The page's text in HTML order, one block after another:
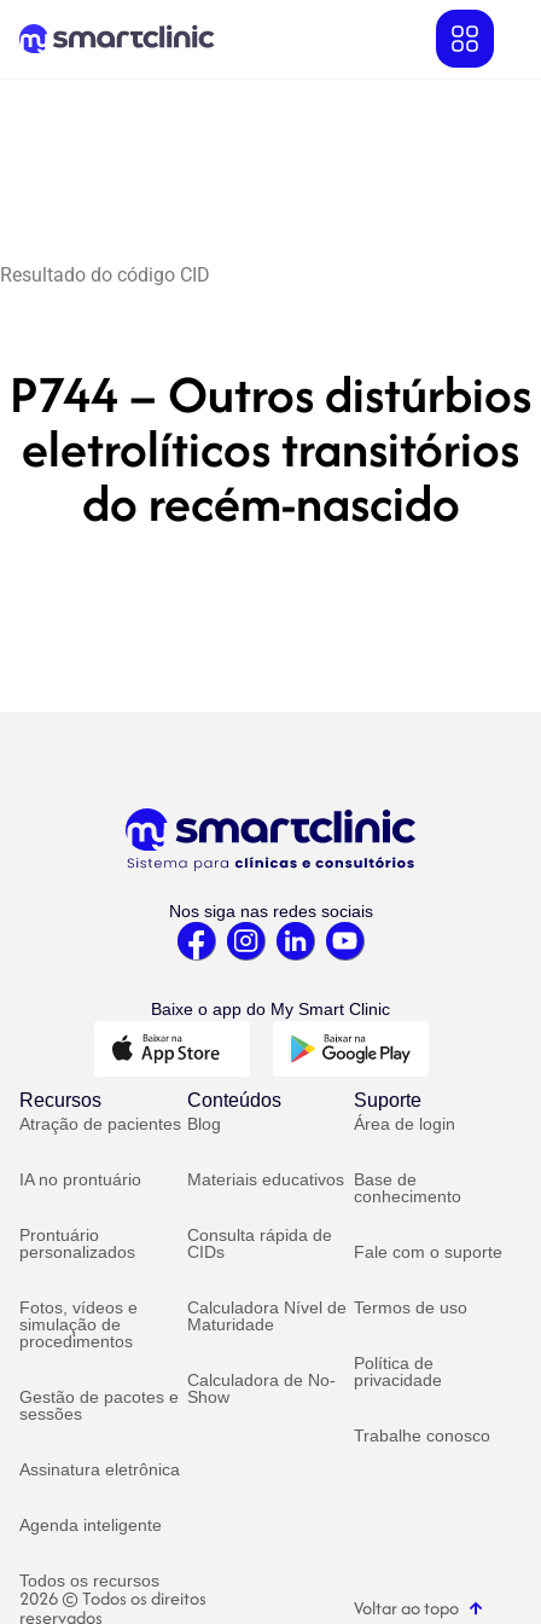
Resultado do código CID
P744 – Outros distúrbios
eletrolíticos transitórios
do recém-nascido
Nos siga nas redes sociais
Baixe o app do My Smart Clinic
Recursos
Atração de pacientes
IA no prontuário
Prontuário
personalizados
Fotos, vídeos e
simulação de
procedimentos
Gestão de pacotes e
sessões
Assinatura eletrônica
Agenda inteligente
Todos os recursos
Conteúdos
Blog
Materiais educativos
Consulta rápida de
CIDs
Calculadora Nível de
Maturidade
Calculadora de No-
Show
Suporte
Área de login
Base de
conhecimento
Fale com o suporte
Termos de uso
Política de
privacidade
Trabalhe conosco
2026 © Todos os direitos
reservados Voltar ao topo